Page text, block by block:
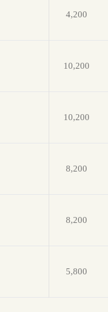
4,200
10,200
10,200
8,200
8,200
5,800